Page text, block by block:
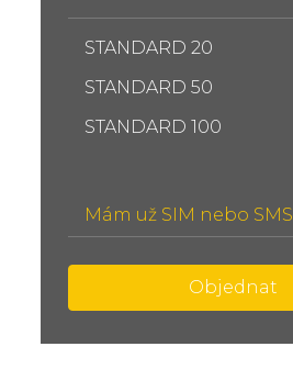
STANDARD 20
STANDARD 50
STANDARD 100
Mám už SIM nebo SMS
Objednat